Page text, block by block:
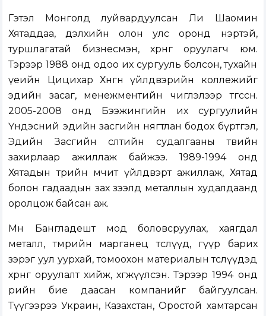
Гэтэл Монголд луйвардуулсан Ли Шаомин
Хятаддаа, дэлхийн олон улс оронд нэртэй,
туршлагатай бизнесмэн, хөрөнгө оруулагч юм.
Тэрээр 1988 онд одоо их сургууль болсон, тухайн
үеийн Цицихар Хөнгөн үйлдвэрийн коллежийг
эдийн засаг, менежментийн чиглэлээр төгссөн.
2005-2008 онд Бээжингийн их сургуулийн
Үндэсний эдийн засгийн нягтлан бодох бүртгэл,
Эдийн Засгийн өсөлтийн судалгааны төвийн
захирлаар ажиллаж байжээ. 1989-1994 онд
Хятадын төрийн өмчит үйлдвэрт ажиллаж, Хятад
болон гадаадын зах зээлд металлын худалдаанд
оролцож байсан аж.
Мөн Бангладешт мод боловсруулах, хаягдал
металл, төмрийн марганец төслүүд, гүүр барих
зэрэг уул уурхай, томоохон материалын төслүүдэд
хөрөнгө оруулалт хийж, хөгжүүлсэн. Тэрээр 1994 онд
өөрийн бие даасан компанийг байгуулсан.
Түүгээрээ Украин, Казахстан, Оростой хамтарсан